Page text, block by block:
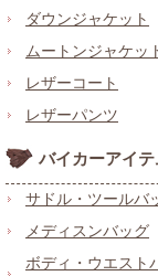
ダウンジャケット
ムートンジャケッ
レザーコート
レザーパンツ
バイカーアイテ
サドル・ツールバ
メディスンバッグ
ボディ・ウエスト